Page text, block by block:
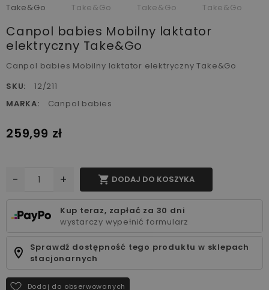
Canpol babies Mobilny laktator
elektryczny Take&Go
Canpol babies Mobilny laktator elektryczny Take&Go
SKU:
12/211
MARKA:
Canpol babies
259,99 zł
- +  DODAJ DO KOSZYKA
Kup teraz, zapłać za 30 dni
wystarczy wypełnić formularz
Sprawdź dostępność tego produktu w sklepach
stacjonarnych
Dodaj do obserwowanych